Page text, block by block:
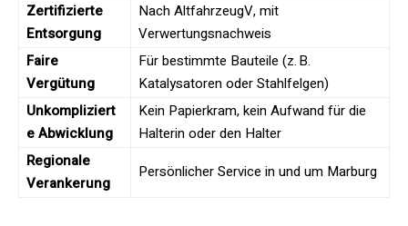
Zertifizierte
Entsorgung
Nach AltfahrzeugV, mit
Verwertungsnachweis
Faire
Vergütung
Für bestimmte Bauteile (z. B.
Katalysatoren oder Stahlfelgen)
Unkompliziert
e Abwicklung
Kein Papierkram, kein Aufwand für die
Halterin oder den Halter
Regionale
Verankerung
Persönlicher Service in und um Marburg